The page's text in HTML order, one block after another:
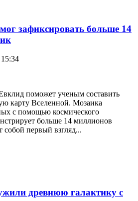
зафиксировать больше 14
поможет ученым составить
карту Вселенной. Мозаика
с помощью космического
больше 14 миллионов
собой первый взгляд...
древнюю галактику с